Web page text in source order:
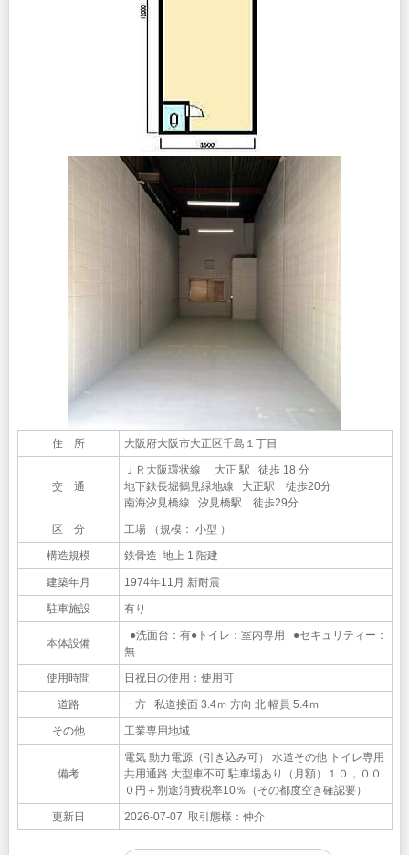
住 所 大阪府大阪市大正区千島１丁目
交 通
ＪＲ大阪環状線 大正 駅 徒歩 18 分
地下鉄長堀鶴見緑地線 大正駅 徒歩20分
南海汐見橋線 汐見橋駅 徒歩29分
区 分 工場 （規模： 小型 ）
構造規模 鉄骨造 地上 1 階建
建築年月 1974年11月 新耐震
駐車施設 有り
本体設備
●洗面台：有●トイレ：室内専用 ●セキュリティー：
無
使用時間 日祝日の使用：使用可
道路 一方 私道接面 3.4ｍ 方向 北 幅員 5.4ｍ
その他 工業専用地域
備考
電気 動力電源（引き込み可） 水道その他 トイレ専用
共用通路 大型車不可 駐車場あり（月額）１０，００
０円＋別途消費税率10％（その都度空き確認要）
更新日 2026-07-07 取引態様：仲介